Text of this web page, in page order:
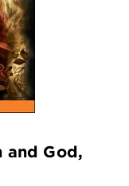
and God,